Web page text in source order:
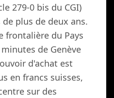
279-0 bis du CGI)
plus de deux ans.
frontalière du Pays
de Genève
d'achat est
en francs suisses,
sur des